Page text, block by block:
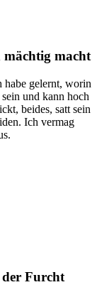
mächtig macht
habe gelernt, worin
und kann hoch
beides, satt sein
Ich vermag
der Furcht